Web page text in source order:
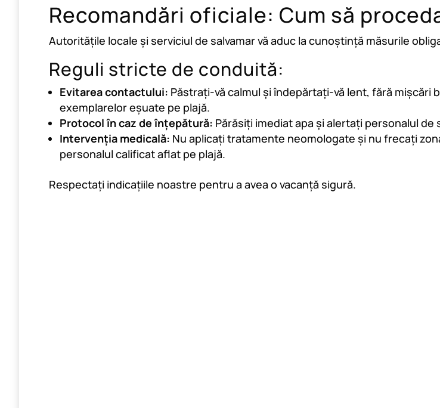
Recomandări oficiale: Cum să
Autoritățile locale și serviciul de salvamar vă aduc la cunoștință măsurile
Reguli stricte de conduită:
Evitarea contactului: Păstrați-vă calmul și îndepărtați-vă lent, fără
exemplarelor eșuate pe plajă.
Protocol în caz de înțepătură: Părăsiți imediat apa și alertați personalul de
Intervenția medicală: Nu aplicați tratamente neomologate și nu frecați
personalul calificat aflat pe plajă.
Respectați indicațiile noastre pentru a avea o vacanță sigură.